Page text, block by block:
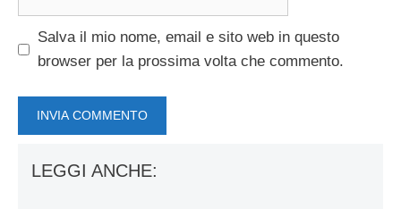
Salva il mio nome, email e sito web in questo
browser per la prossima volta che commento.
LEGGI ANCHE: